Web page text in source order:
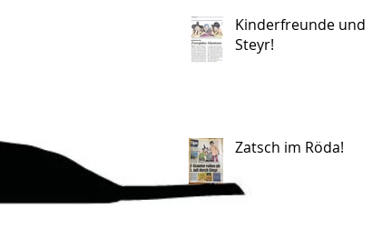
Kinderfreunde und
Steyr!
Zatsch im Röda!